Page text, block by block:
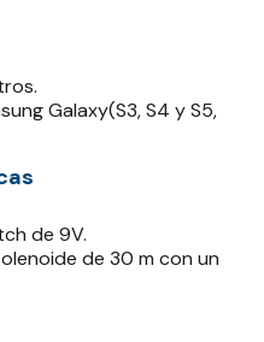
Galaxy(S3, S4 y S5,
de 9V.
de 30 m con un